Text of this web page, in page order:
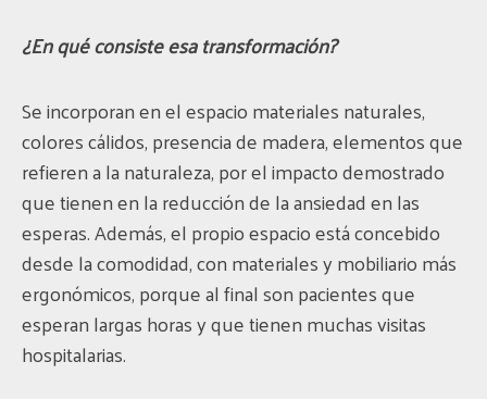
¿En qué consiste esa transformación?
Se incorporan en el espacio materiales naturales,
colores cálidos, presencia de madera, elementos que
refieren a la naturaleza, por el impacto demostrado
que tienen en la reducción de la ansiedad en las
esperas. Además, el propio espacio está concebido
desde la comodidad, con materiales y mobiliario más
ergonómicos, porque al final son pacientes que
esperan largas horas y que tienen muchas visitas
hospitalarias.